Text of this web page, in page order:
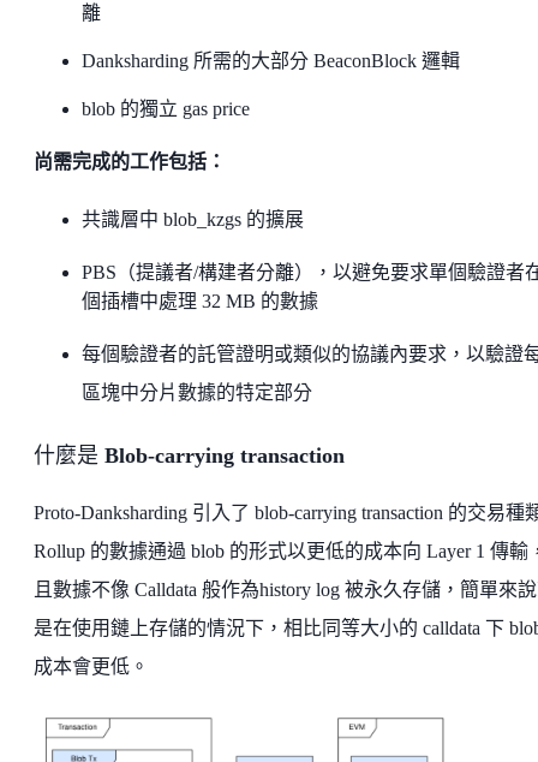
離
Danksharding 所需的大部分 BeaconBlock 邏輯
blob 的獨立 gas price
尚需完成的工作包括：
共識層中 blob_kzgs 的擴展
PBS（提議者/構建者分離），以避免要求單個驗證者
個插槽中處理 32 MB 的數據
每個驗證者的託管證明或類似的協議內要求，以驗證
區塊中分片數據的特定部分
什麼是 Blob-carrying transaction
Proto-Danksharding 引入了 blob-carrying transaction 的交易種
Rollup 的數據通過 blob 的形式以更低的成本向 Layer 1 傳輸
且數據不像 Calldata 般作為history log 被永久存儲，簡單來
是在使用鏈上存儲的情況下，相比同等大小的 calldata 下
成本會更低。